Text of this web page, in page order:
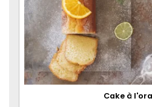
Cake à